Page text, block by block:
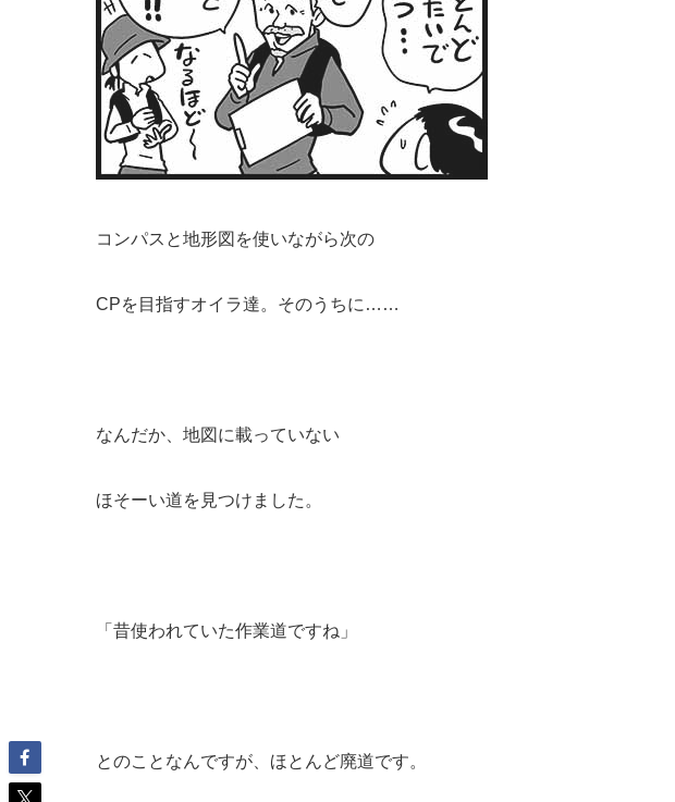
コンパスと地形図を使いながら次の
CPを目指すオイラ達。そのうちに……
なんだか、地図に載っていない
ほそーい道を見つけました。
「昔使われていた作業道ですね」
とのことなんですが、ほとんど廃道です。